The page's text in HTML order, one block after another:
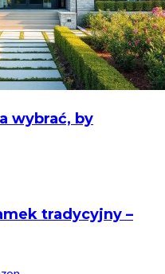
wybrać, by
tradycyjny –